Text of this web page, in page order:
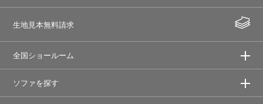
生地見本無料請求
全国ショールーム
ソファを探す